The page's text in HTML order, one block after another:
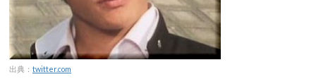
出典： twitter.com